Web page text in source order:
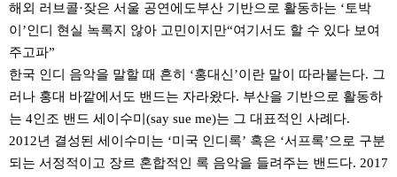
해외 러브콜·잦은 서울 공연에도부산 기반으로 활동하는 ‘토박
이’인디 현실 녹록지 않아 고민이지만“여기서도 할 수 있다 보여
주고파”
한국 인디 음악을 말할 때 흔히 ‘홍대신’이란 말이 따라붙는다. 그
러나 홍대 바깥에서도 밴드는 자라왔다. 부산을 기반으로 활동하
는 4인조 밴드 세이수미(say sue me)는 그 대표적인 사례다.
2012년 결성된 세이수미는 ‘미국 인디록’ 혹은 ‘서프록’으로 구분
되는 서정적이고 장르 혼합적인 록 음악을 들려주는 밴드다. 2017